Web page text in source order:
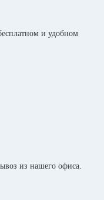
и удобном
из нашего офиса.